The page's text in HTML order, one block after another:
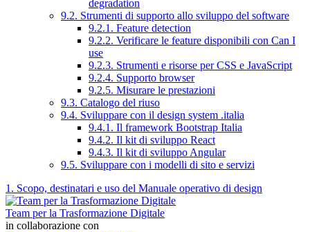
degradation
9.2. Strumenti di supporto allo sviluppo del software
9.2.1. Feature detection
9.2.2. Verificare le feature disponibili con Can I
use
9.2.3. Strumenti e risorse per CSS e JavaScript
9.2.4. Supporto browser
9.2.5. Misurare le prestazioni
9.3. Catalogo del riuso
9.4. Sviluppare con il design system .italia
9.4.1. Il framework Bootstrap Italia
9.4.2. Il kit di sviluppo React
9.4.3. Il kit di sviluppo Angular
9.5. Sviluppare con i modelli di sito e servizi
1. Scopo, destinatari e uso del Manuale operativo di design
Team per la Trasformazione Digitale
in collaborazione con